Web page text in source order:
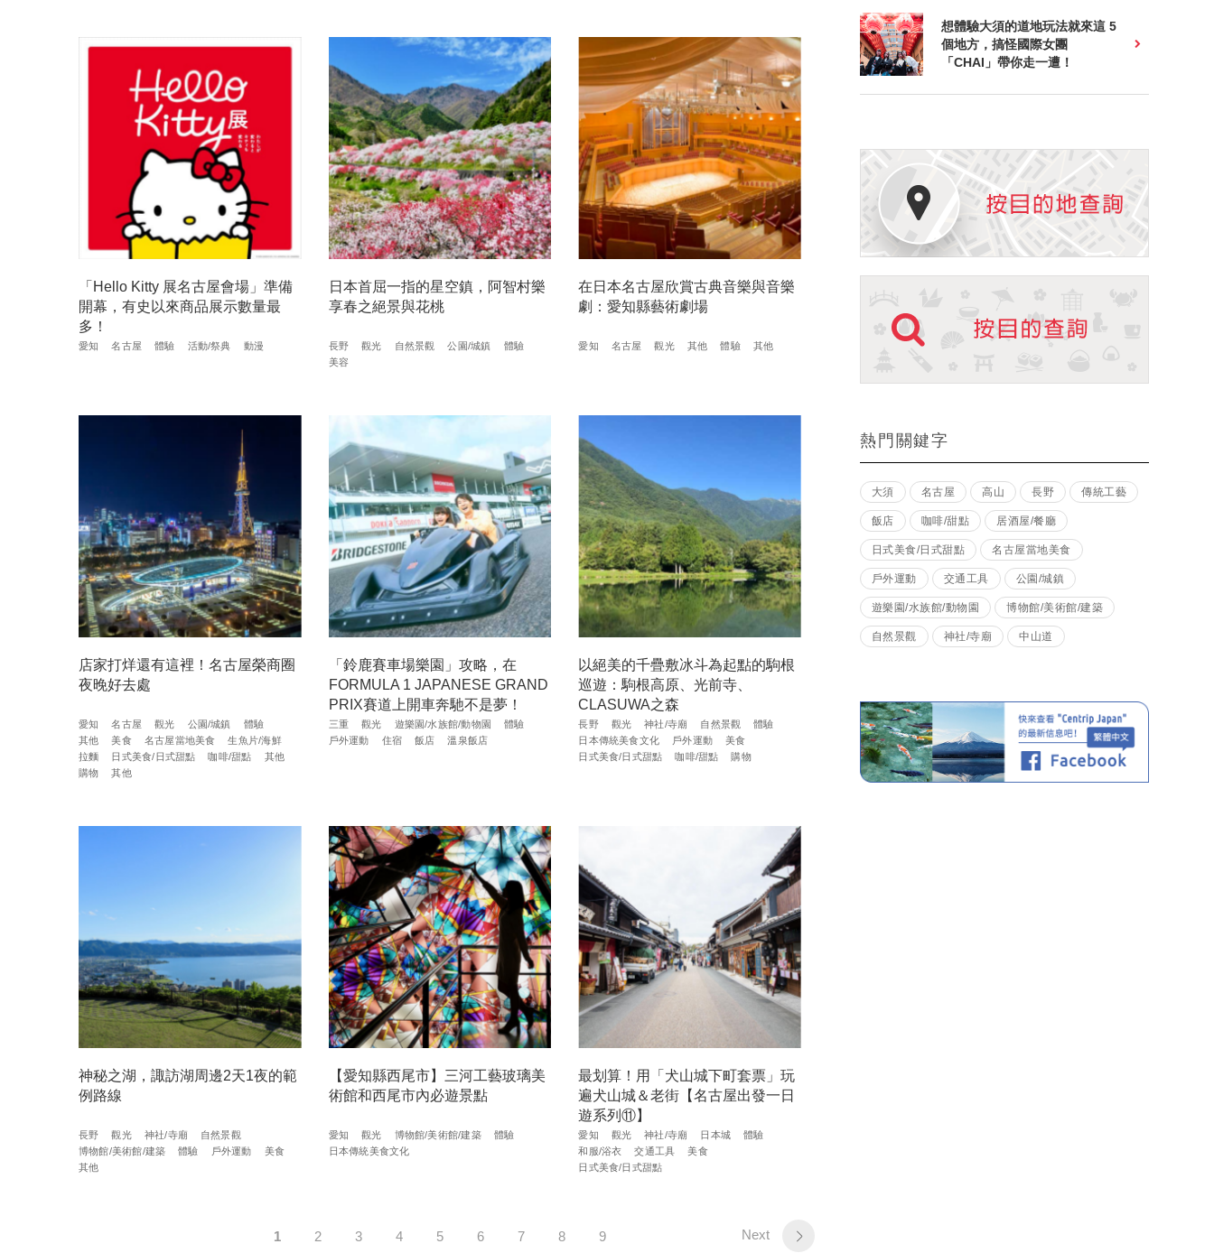
「Hello Kitty 展名古屋會場」準備
開幕，有史以來商品展示數量最
多！
愛知 名古屋 體驗 活動/祭典 動漫
日本首屈一指的星空鎮，阿智村樂
享春之絕景與花桃
長野 觀光 自然景觀 公園/城鎮
體驗
美容
在日本名古屋欣賞古典音樂與音樂
劇：愛知縣藝術劇場
愛知 名古屋 觀光 其他 體驗 其他
店家打烊還有這裡！名古屋榮商圈
夜晚好去處
愛知 名古屋 觀光 公園/城鎮
體驗
其他
美食 名古屋當地美食
生魚片/海鮮
拉麵
日式美食/日式甜點 咖啡/甜點
其他
購物
其他
「鈴鹿賽車場樂園」攻略，在
FORMULA 1 JAPANESE GRAND
PRIX賽道上開車奔馳不是夢！
三重 觀光 遊樂園/水族館/動物園
體驗
戶外運動
住宿 飯店 溫泉飯店
以絕美的千疊敷冰斗為起點的駒根
巡遊：駒根高原、光前寺、
CLASUWA之森
長野 觀光 神社/寺廟 自然景觀
體驗
日本傳統美食文化
戶外運動
美食
日式美食/日式甜點
咖啡/甜點 購物
神秘之湖，諏訪湖周邊2天1夜的範
例路線
長野 觀光 神社/寺廟
自然景觀
博物館/美術館/建築
體驗 戶外運動
美食
其他
【愛知縣西尾市】三河工藝玻璃美
術館和西尾市內必遊景點
愛知 觀光 博物館/美術館/建築
體驗
日本傳統美食文化
最划算！用「犬山城下町套票」玩
遍犬山城＆老街【名古屋出發一日
遊系列⑪】
愛知 觀光 神社/寺廟 日本城
體驗
和服/浴衣
交通工具
美食
日式美食/日式甜點
1 2 3 4 5 6 7 8 9 Next
想體驗大須的道地玩法就來這 5
個地方，搞怪國際女團
「CHAI」帶你走一遭！
熱門關鍵字
大須 名古屋 高山 長野 傳統工藝
飯店 咖啡/甜點 居酒屋/餐廳
日式美食/日式甜點 名古屋當地美食
戶外運動 交通工具 公園/城鎮
遊樂園/水族館/動物園 博物館/美術館/建築
自然景觀 神社/寺廟 中山道